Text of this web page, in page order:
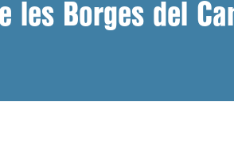
les Borges del